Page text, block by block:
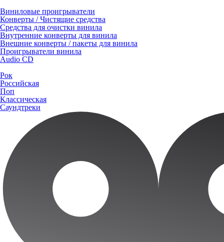
Виниловые проигрыватели
Конверты / Чистящие средства
Средства для очистки винила
Внутренние конверты для винила
Внешние конверты / пакеты для винила
Проигрыватели винила
Audio CD
Рок
Российская
Поп
Классическая
Саундтреки